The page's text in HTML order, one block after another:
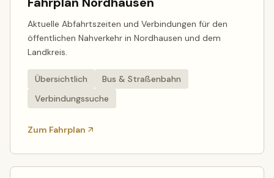
Aktuelle Abfahrtszeiten und Verbindungen für den
öffentlichen Nahverkehr in Nordhausen und dem
Landkreis.
Übersichtlich
Bus & Straßenbahn
Verbindungssuche
Zum Fahrplan